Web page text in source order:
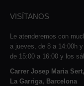
VISÍTANOS
Le atenderemos con
a jueves, de 8 a 14:00h
de 15:00 a 16:00 y los
Carrer Josep Maria
La Garriga, Barcelona